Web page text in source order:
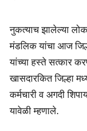
e
नुकत्याच झालेल्या
मंडलिक यांचा आज
यांच्या हस्ते सत्कार
खासदारकित जिल्हा
कर्मचारी व अगदी
यावेळी म्हणाले.